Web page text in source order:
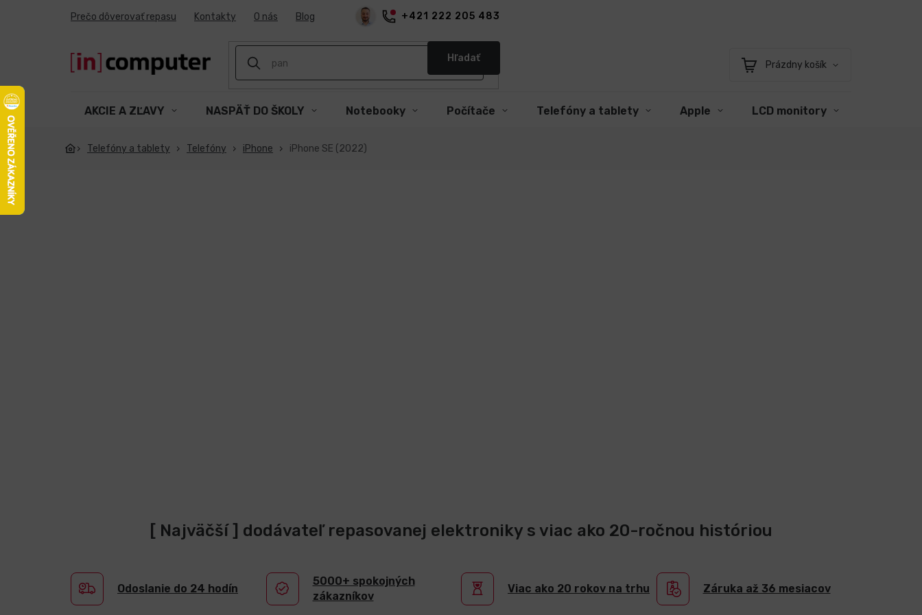
+421 222 205 483
Prečo dôverovať repasu Kontakty O nás Blog
Hľadať
Nákupný
Prázdny košík
AKCIE A ZĽAVY NASPÄŤ DO ŠKOLY Notebooky Počítače Telefóny a tablety Apple LCD monitory
Telefóny a tablety Telefóny iPhone iPhone SE (2022)
[ Najväčší ] dodávateľ repasovanej elektroniky s viac ako 20-ročnou históriou
Odoslanie do 24 hodín
5000+ spokojných
zákazníkov
Viac ako 20 rokov na trhu Záruka až 36 mesiacov